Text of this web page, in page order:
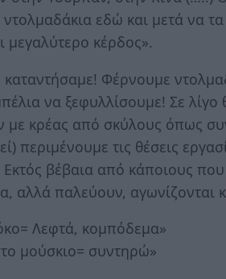
ντολμαδάκια εδώ και μετά να
μεγαλύτερο κέρδος».
Φέρνουμε
να ξεφυλλίσουμε! Σε
με κρέας από σκύλους όπως
περιμένουμε τις θέσεις
Εκτός βέβαια από κάποιους
αλλά παλεύουν, αγωνίζονται
Λεφτά, κομπόδεμα»
μούσκιο= συντηρώ»